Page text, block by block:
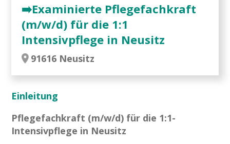
➡️Examinierte Pflegefachkraft
(m/w/d) für die 1:1
Intensivpflege in Neusitz
91616 Neusitz
Einleitung
Pflegefachkraft (m/w/d) für die 1:1-
Intensivpflege in Neusitz